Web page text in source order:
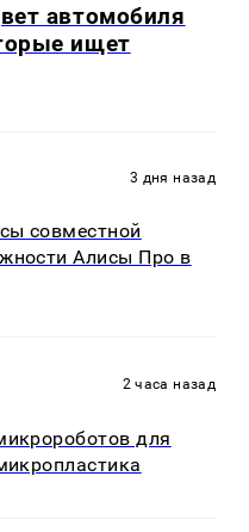
автомобиля
ищет
3 дня назад
совместной
Алисы Про в
2 часа назад
для